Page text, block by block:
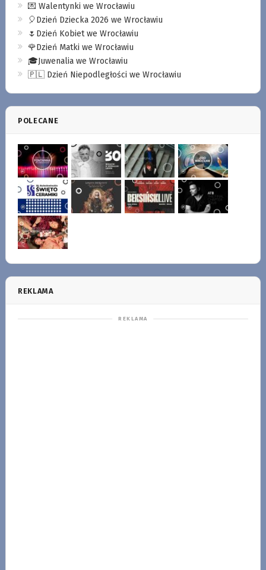
💌 Walentynki we Wrocławiu
🎈Dzień Dziecka 2026 we Wrocławiu
🌷Dzień Kobiet we Wrocławiu
🌹Dzień Matki we Wrocławiu
🎓Juwenalia we Wrocławiu
🇵🇱 Dzień Niepodległości we Wrocławiu
POLECANE
REKLAMA